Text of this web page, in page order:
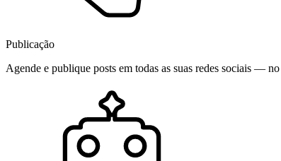
Publicação
Agende e publique posts em todas as suas redes sociais —